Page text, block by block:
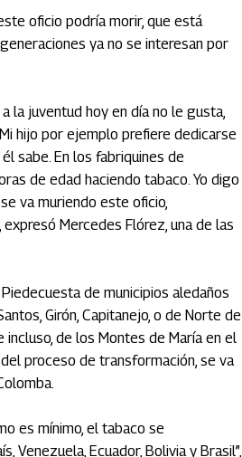
oficio podría morir, que está
ya no se interesan por
la juventud hoy en día no le gusta,
hijo por ejemplo prefiere dedicarse
sabe. En los fabriquines de
de edad haciendo tabaco. Yo digo
va muriendo este oficio,
Mercedes Flórez, una de las
de municipios aledaños
Girón, Capitanejo, o de Norte de
incluso, de los Montes de María en el
proceso de transformación, se va
es mínimo, el tabaco se
Venezuela, Ecuador, Bolivia y Brasil”,